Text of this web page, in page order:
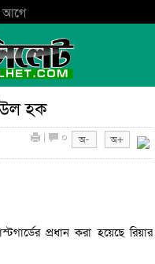
আগে
হক
| ০
প্রধান করা হয়েছে রিয়ার